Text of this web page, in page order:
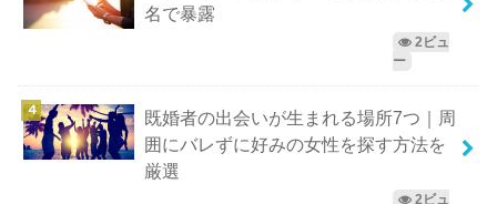
名で暴露
2ビュ
ー
既婚者の出会いが生まれる場所7つ｜周
囲にバレずに好みの女性を探す方法を
厳選
2ビュ